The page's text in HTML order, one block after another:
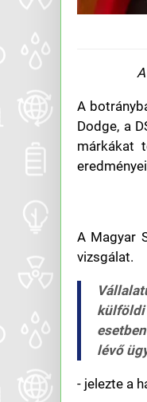
A
Dodge, a
márkákat
A Magyar
vizsgálat.
külföldi
lévő
- jelezte a